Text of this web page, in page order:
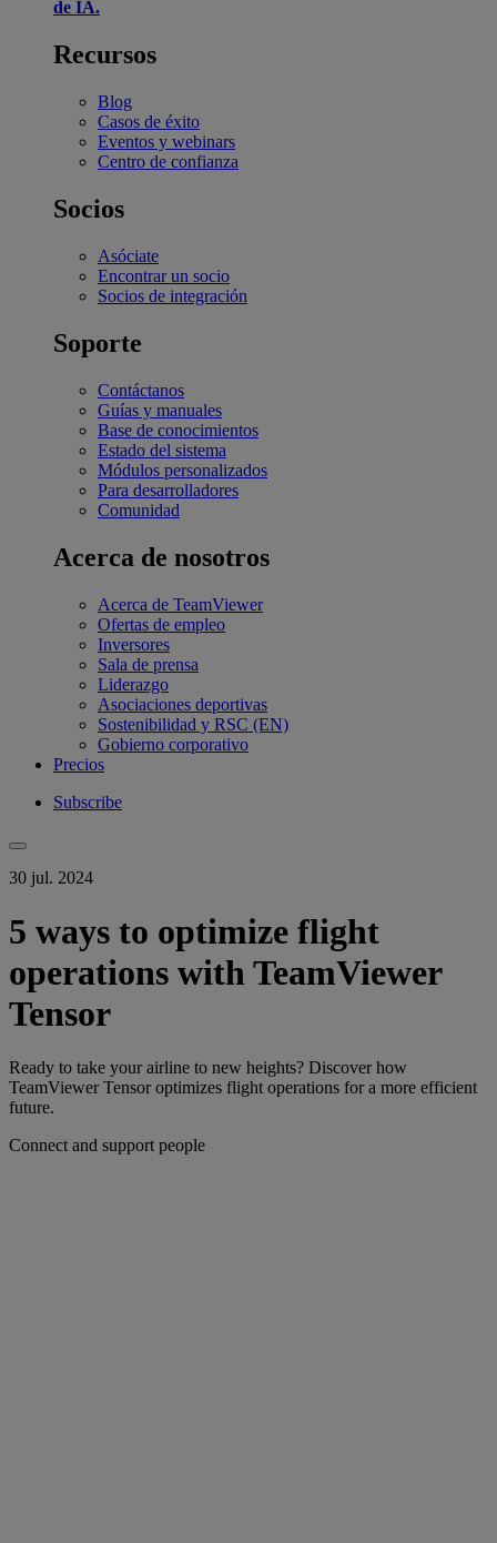
de IA.
Recursos
Blog
Casos de éxito
Eventos y webinars
Centro de confianza
Socios
Asóciate
Encontrar un socio
Socios de integración
Soporte
Contáctanos
Guías y manuales
Base de conocimientos
Estado del sistema
Módulos personalizados
Para desarrolladores
Comunidad
Acerca de nosotros
Acerca de TeamViewer
Ofertas de empleo
Inversores
Sala de prensa
Liderazgo
Asociaciones deportivas
Sostenibilidad y RSC (EN)
Gobierno corporativo
Precios
Subscribe
30 jul. 2024
5 ways to optimize flight
operations with TeamViewer
Tensor
Ready to take your airline to new heights? Discover how
TeamViewer Tensor optimizes flight operations for a more efficient
future.
Connect and support people